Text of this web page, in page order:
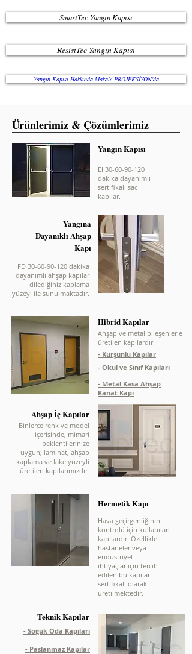
SmartTec Yangın Kapısı
ResistTec Yangın Kapısı
Yangın Kapısı Hakkında Makale PROJEKSİYON'da
Ürünlerimiz & Çözümlerimiz
Yangın Kapısı
EI 30-60-90-120
dakika dayanımlı
sertifikalı sac
kapılar.
Yangına
Dayanıklı Ahşap
Kapı
FD 30-60-90-120 dakika
dayanımlı ahşap kapılar
dilediğiniz kaplama
yüzeyi ile sunulmaktadır.
Hibrid Kapılar
Ahşap ve metal bileşenlerle
üretilen kapılardır.
- Kurşunlu Kapılar
- Okul ve Sınıf Kapıları
- Metal Kasa Ahşap
Kanat Kapı
Ahşap İç Kapılar
Binlerce renk ve model
içerisinde, mimari
beklentilerinize
uygun; laminat, ahşap
kaplama ve lake yüzeyli
üretilen kapılarımızdır.
Hermetik Kapı
Hava geçirgenliğinin
kontrolü için kullanılan
kapılardır. Özellikle
hastaneler veya
endüstriyel
ihtiyaçlar için tercih
edilen bu kapılar
sertifikalı olarak
üretilmektedir.
Teknik Kapılar
- Soğuk Oda Kapıları
- Paslanmaz Kapılar